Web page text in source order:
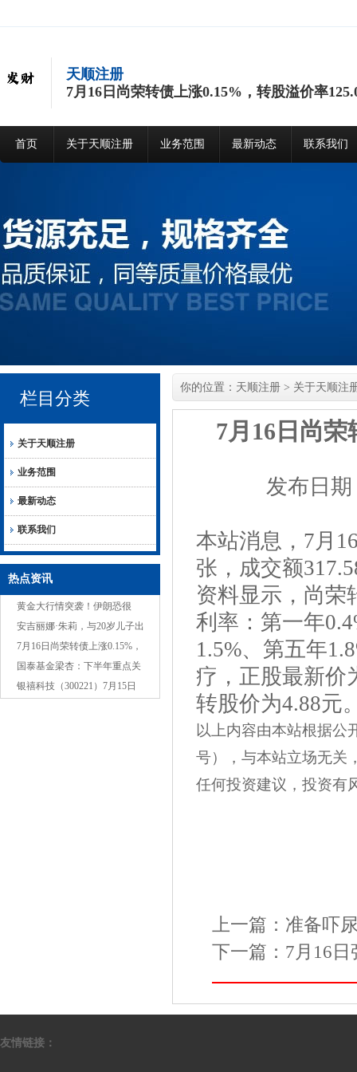
天顺注册
7月16日尚荣转债上涨0.15%，转股溢价率
首页 关于天顺注册 业务范围 最新动态 联系我们
栏目分类
关于天顺注册
业务范围
最新动态
联系我们
热点资讯
黄金大行情突袭！伊朗恐很
快“动手” 、金价短线飙升近22
美元 FXStreet首席分
安吉丽娜·朱莉，与20岁儿子出
现在西好莱坞，高雅难以接近
7月16日尚荣转债上涨0.15%，
转股溢价率125.07%
国泰基金梁杏：下半年重点关
注科技+红利
银禧科技（300221）7月15日
你的位置： 天顺注册 > 关于天顺注
7月16日尚
发布日
本站消息，7月
张，成交额
资料显示，尚荣
利率：第一年
1.5%、第五年
疗，正股最新价
转股价为4.88元
以上内容由本站根据公
号），与本站立场无关
任何投资建议，投资有
上一篇： 准备吓
下一篇： 7月16日
友情链接：